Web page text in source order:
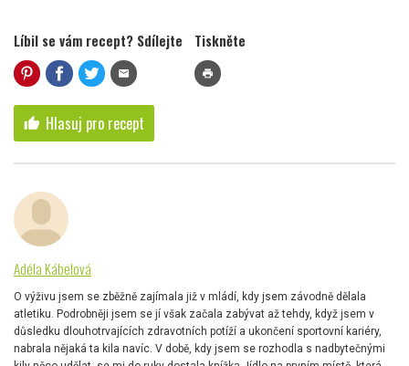
Líbil se vám recept? Sdílejte
mail
Tiskněte
print
thumb_up Hlasuj pro recept
Adéla Kábelová
O výživu jsem se zběžně zajímala již v mládí, kdy jsem závodně dělala
atletiku. Podrobněji jsem se jí však začala zabývat až tehdy, když jsem v
důsledku dlouhotrvajících zdravotních potíží a ukončení sportovní kariéry,
nabrala nějaká ta kila navíc. V době, kdy jsem se rozhodla s nadbytečnými